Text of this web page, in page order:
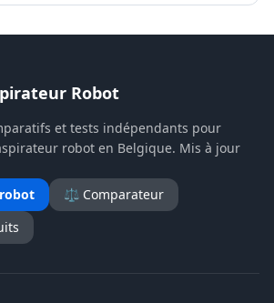
Robot
et tests indépendants pour
robot en Belgique. Mis à jour
⚖️ Comparateur